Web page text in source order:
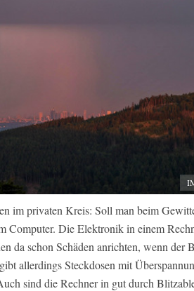
im privaten Kreis: Soll man beim
Computer. Die Elektronik in einem
da schon Schäden anrichten, wenn der
allerdings Steckdosen mit
sind die Rechner in gut durch